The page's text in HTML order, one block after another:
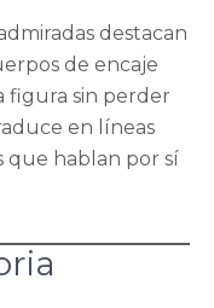
destacan
de encaje
figura sin perder
en líneas
que hablan por sí